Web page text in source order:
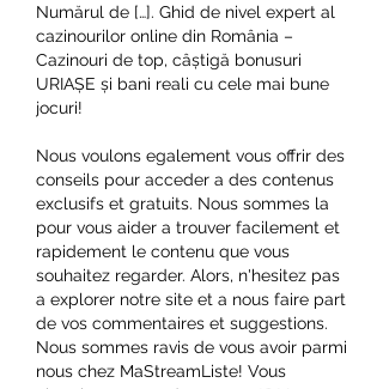
Numărul de […]. Ghid de nivel expert al
cazinourilor online din România –
Cazinouri de top, câștigă bonusuri
URIAȘE și bani reali cu cele mai bune
jocuri!
Nous voulons egalement vous offrir des
conseils pour acceder a des contenus
exclusifs et gratuits. Nous sommes la
pour vous aider a trouver facilement et
rapidement le contenu que vous
souhaitez regarder. Alors, n'hesitez pas
a explorer notre site et a nous faire part
de vos commentaires et suggestions.
Nous sommes ravis de vous avoir parmi
nous chez MaStreamListe! Vous